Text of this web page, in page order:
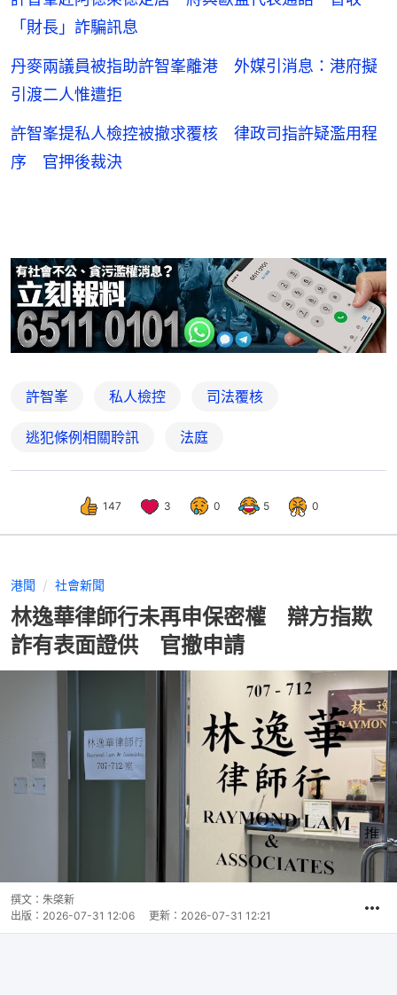
「財長」詐騙訊息
丹麥兩議員被指助許智峯離港 外媒引消息：港府擬
引渡二人惟遭拒
許智峯提私人檢控被撤求覆核 律政司指許疑濫用程
序 官押後裁決
許智峯 私人檢控 司法覆核
逃犯條例相關聆訊 法庭
147 3 0 5 0
港聞 社會新聞
林逸華律師行未再申保密權 辯方指欺
詐有表面證供 官撤申請
撰文： 朱棨新
出版： 2026-07-31 12:06 更新： 2026-07-31 12:21